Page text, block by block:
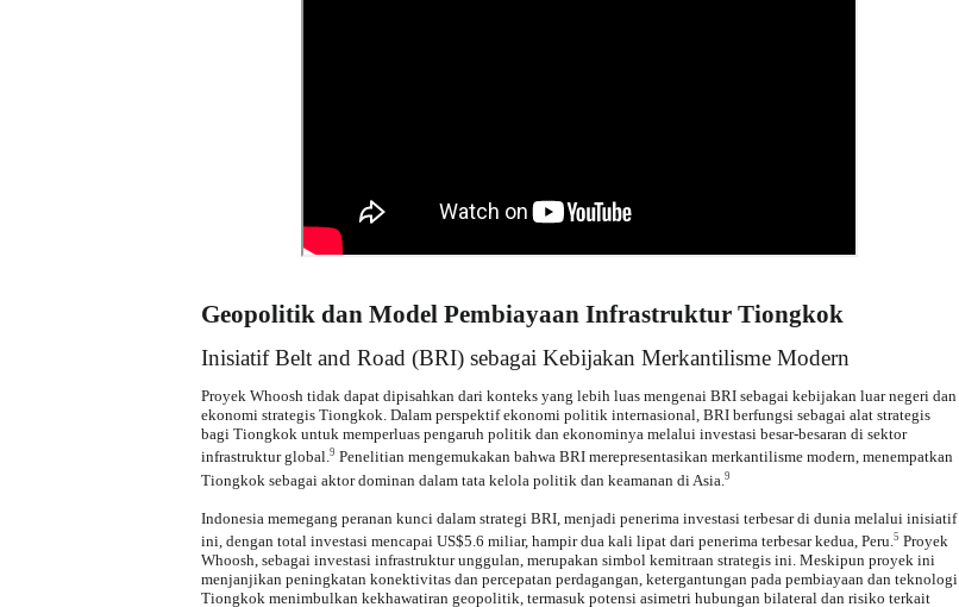
Geopolitik dan Model Pembiayaan Infrastruktur Tiongkok
Inisiatif Belt and Road (BRI) sebagai Kebijakan Merkantilisme Modern
Proyek Whoosh tidak dapat dipisahkan dari konteks yang lebih luas mengenai BRI sebagai kebijakan luar negeri dan
ekonomi strategis Tiongkok. Dalam perspektif ekonomi politik internasional, BRI berfungsi sebagai alat strategis
bagi Tiongkok untuk memperluas pengaruh politik dan ekonominya melalui investasi besar-besaran di sektor
infrastruktur global.9 Penelitian mengemukakan bahwa BRI merepresentasikan merkantilisme modern, menempatkan
Tiongkok sebagai aktor dominan dalam tata kelola politik dan keamanan di Asia. 9
Indonesia memegang peranan kunci dalam strategi BRI, menjadi penerima investasi terbesar di dunia melalui inisiatif
ini, dengan total investasi mencapai US$5.6 miliar, hampir dua kali lipat dari penerima terbesar kedua, Peru.5 Proyek
Whoosh, sebagai investasi infrastruktur unggulan, merupakan simbol kemitraan strategis ini. Meskipun proyek ini
menjanjikan peningkatan konektivitas dan percepatan perdagangan, ketergantungan pada pembiayaan dan teknologi
Tiongkok menimbulkan kekhawatiran geopolitik, termasuk potensi asimetri hubungan bilateral dan risiko terkait